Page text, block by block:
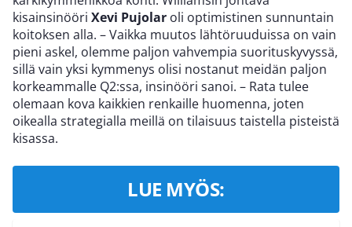
kisainsinööri Xevi Pujolar oli optimistinen sunnuntain
koitoksen alla. – Vaikka muutos lähtöruuduissa on vain
pieni askel, olemme paljon vahvempia suorituskyvyssä,
sillä vain yksi kymmenys olisi nostanut meidän paljon
korkeammalle Q2:ssa, insinööri sanoi. – Rata tulee
olemaan kova kaikkien renkaille huomenna, joten
oikealla strategialla meillä on tilaisuus taistella pisteistä
kisassa.
LUE MYÖS: